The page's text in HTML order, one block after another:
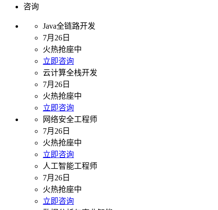
咨询
Java全链路开发
7月26日
火热抢座中
立即咨询
云计算全栈开发
7月26日
火热抢座中
立即咨询
网络安全工程师
7月26日
火热抢座中
立即咨询
人工智能工程师
7月26日
火热抢座中
立即咨询